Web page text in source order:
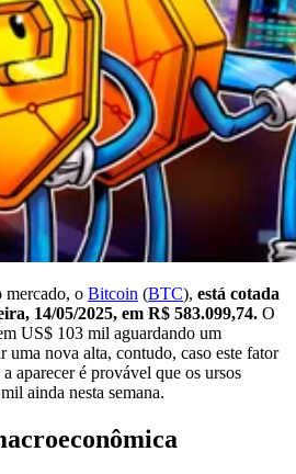
mercado, o Bitcoin (BTC), está cotada
14/05/2025, em R$ 583.099,74. O
US$ 103 mil aguardando um
uma nova alta, contudo, caso este fator
aparecer é provável que os ursos
ainda nesta semana.